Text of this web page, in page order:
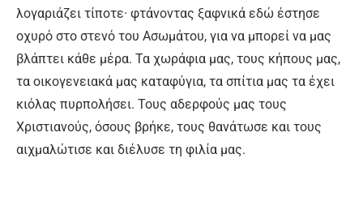
λογαριάζει τίποτε· φτάνοντας ξαφνικά εδώ έστησε
οχυρό στο στενό του Ασωμάτου, για να μπορεί να μας
βλάπτει κάθε μέρα. Τα χωράφια μας, τους κήπους μας,
τα οικογενειακά μας καταφύγια, τα σπίτια μας τα έχει
κιόλας πυρπολήσει. Τους αδερφούς μας τους
Χριστιανούς, όσους βρήκε, τους θανάτωσε και τους
αιχμαλώτισε και διέλυσε τη φιλία μας.